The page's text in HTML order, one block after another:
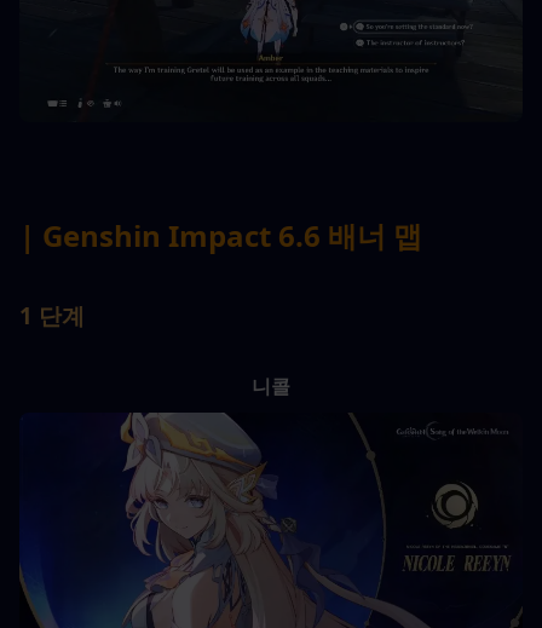
| Genshin Impact 6.6 배너 맵
1 단계
니콜